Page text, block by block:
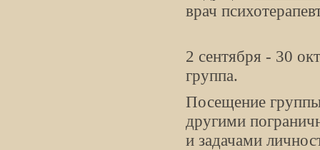
врач
2 сентября - 30
группа.
Посещение
другими
и задачами